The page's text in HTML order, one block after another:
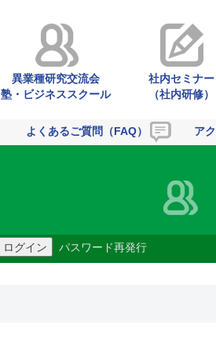
異業種研究交流会
塾・ビジネススクール
社内セミナー
（社内研修）
ア
よくあるご質問（FAQ）
パスワード再発行